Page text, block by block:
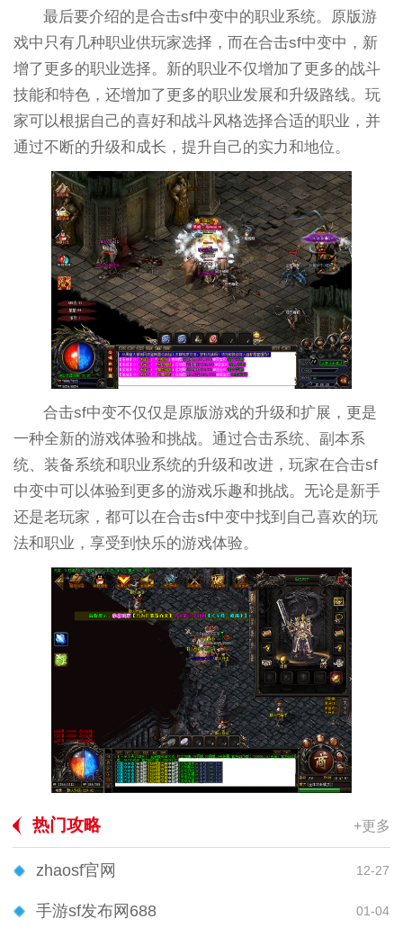
最后要介绍的是合击sf中变中的职业系统。原版游
戏中只有几种职业供玩家选择，而在合击sf中变中，新
增了更多的职业选择。新的职业不仅增加了更多的战斗
技能和特色，还增加了更多的职业发展和升级路线。玩
家可以根据自己的喜好和战斗风格选择合适的职业，并
通过不断的升级和成长，提升自己的实力和地位。
合击sf中变不仅仅是原版游戏的升级和扩展，更是
一种全新的游戏体验和挑战。通过合击系统、副本系
统、装备系统和职业系统的升级和改进，玩家在合击sf
中变中可以体验到更多的游戏乐趣和挑战。无论是新手
还是老玩家，都可以在合击sf中变中找到自己喜欢的玩
法和职业，享受到快乐的游戏体验。
热门攻略 +更多
zhaosf官网 12-27
手游sf发布网688 01-04